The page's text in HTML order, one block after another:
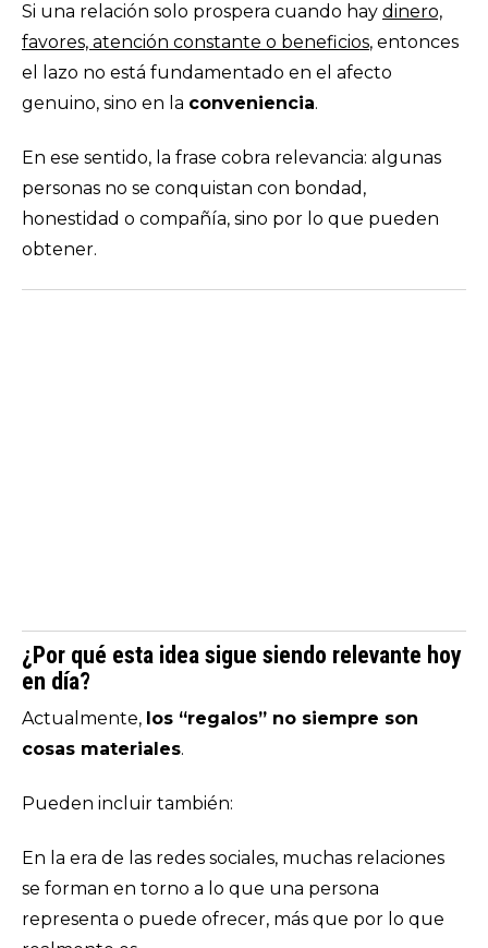
Si una relación solo prospera cuando hay dinero,
favores, atención constante o beneficios, entonces
el lazo no está fundamentado en el afecto
genuino, sino en la conveniencia.
En ese sentido, la frase cobra relevancia: algunas
personas no se conquistan con bondad,
honestidad o compañía, sino por lo que pueden
obtener.
¿Por qué esta idea sigue siendo relevante hoy
en día?
Actualmente, los “regalos” no siempre son
cosas materiales.
Pueden incluir también:
En la era de las redes sociales, muchas relaciones
se forman en torno a lo que una persona
representa o puede ofrecer, más que por lo que